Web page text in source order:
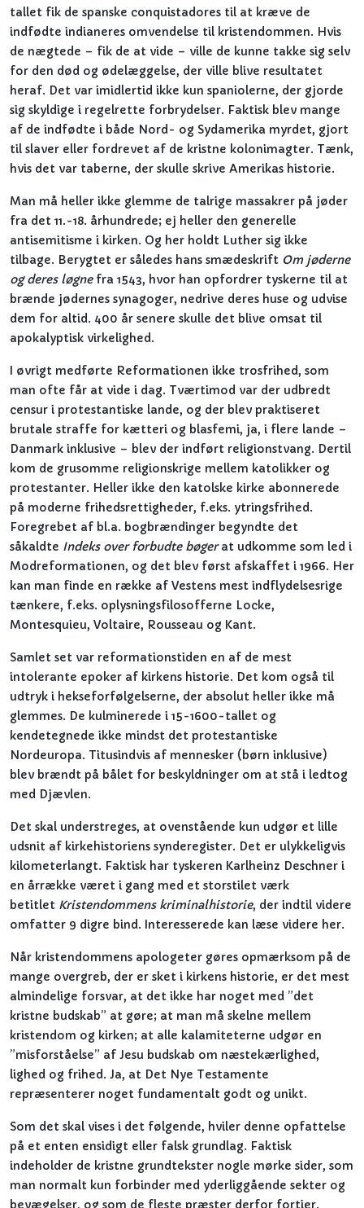
tallet fik de spanske conquistadores til at kræve de
indfødte indianeres omvendelse til kristendommen. Hvis
de nægtede – fik de at vide – ville de kunne takke sig selv
for den død og ødelæggelse, der ville blive resultatet
heraf. Det var imidlertid ikke kun spaniolerne, der gjorde
sig skyldige i regelrette forbrydelser. Faktisk blev mange
af de indfødte i både Nord- og Sydamerika myrdet, gjort
til slaver eller fordrevet af de kristne kolonimagter. Tænk,
hvis det var taberne, der skulle skrive Amerikas historie.
Man må heller ikke glemme de talrige massakrer på jøder
fra det 11.-18. århundrede; ej heller den generelle
antisemitisme i kirken. Og her holdt Luther sig ikke
tilbage. Berygtet er således hans smædeskrift Om jøderne
og deres løgnefra 1543, hvor han opfordrer tyskerne til at
brænde jødernes synagoger, nedrive deres huse og udvise
dem for altid. 400 år senere skulle det blive omsat til
apokalyptisk virkelighed.
I øvrigt medførte Reformationen ikke trosfrihed, som
man ofte får at vide i dag. Tværtimod var der udbredt
censur i protestantiske lande, og der blev praktiseret
brutale straffe for kætteri og blasfemi, ja, i flere lande –
Danmark inklusive – blev der indført religionstvang. Dertil
kom de grusomme religionskrige mellem katolikker og
protestanter. Heller ikke den katolske kirke abonnerede
på moderne frihedsrettigheder, f.eks. ytringsfrihed.
Foregrebet af bl.a. bogbrændinger begyndte det
såkaldte Indeks over forbudte bøgerat udkomme som led i
Modreformationen, og det blev først afskaffet i 1966. Her
kan man finde en række af Vestens mest indflydelsesrige
tænkere, f.eks. oplysningsfilosofferne Locke,
Montesquieu, Voltaire, Rousseau og Kant.
Samlet set var reformationstiden en af de mest
intolerante epoker af kirkens historie. Det kom også til
udtryk i hekseforfølgelserne, der absolut heller ikke må
glemmes. De kulminerede i 15-1600-tallet og
kendetegnede ikke mindst det protestantiske
Nordeuropa. Titusindvis af mennesker (børn inklusive)
blev brændt på bålet for beskyldninger om at stå i ledtog
med Djævlen.
Det skal understreges, at ovenstående kun udgør et lille
udsnit af kirkehistoriens synderegister. Det er ulykkeligvis
kilometerlangt. Faktisk har tyskeren Karlheinz Deschner i
en årrække været i gang med et storstilet værk
betitlet Kristendommens kriminalhistorie, der indtil videre
omfatter 9 digre bind. Interesserede kan læse videre her.
Når kristendommens apologeter gøres opmærksom på de
mange overgreb, der er sket i kirkens historie, er det mest
almindelige forsvar, at det ikke har noget med ”det
kristne budskab” at gøre; at man må skelne mellem
kristendom og kirken; at alle kalamiteterne udgør en
”misforståelse” af Jesu budskab om næstekærlighed,
lighed og frihed. Ja, at Det Nye Testamente
repræsenterer noget fundamentalt godt og unikt.
Som det skal vises i det følgende, hviler denne opfattelse
på et enten ensidigt eller falsk grundlag. Faktisk
indeholder de kristne grundtekster nogle mørke sider, som
man normalt kun forbinder med yderliggående sekter og
bevægelser, og som de fleste præster derfor fortier.